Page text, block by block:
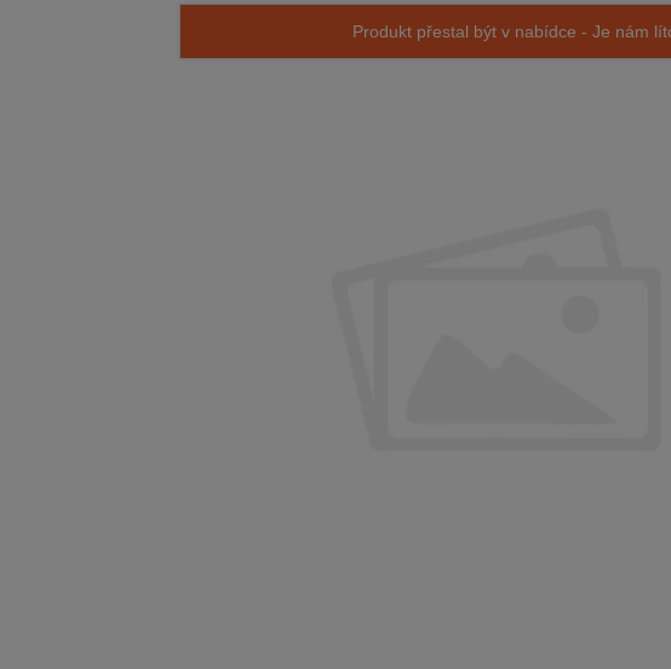
Produkt přestal být v nabídce - Je nám